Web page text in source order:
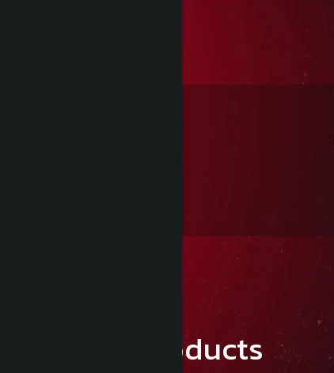
Similar products